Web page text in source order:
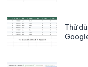
Thử